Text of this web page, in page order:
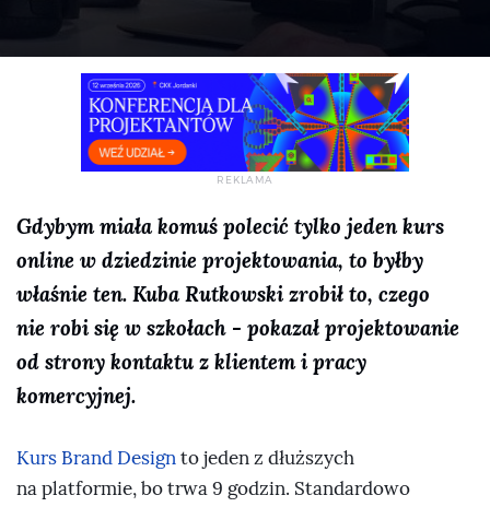
Gdybym miała komuś polecić tylko jeden kurs
online w dziedzinie projektowania, to byłby
właśnie ten. Kuba Rutkowski zrobił to, czego
nie robi się w szkołach - pokazał projektowanie
od strony kontaktu z klientem i pracy
komercyjnej.
Kurs Brand Designto jeden z dłuższych
na platformie, bo trwa 9 godzin. Standardowo